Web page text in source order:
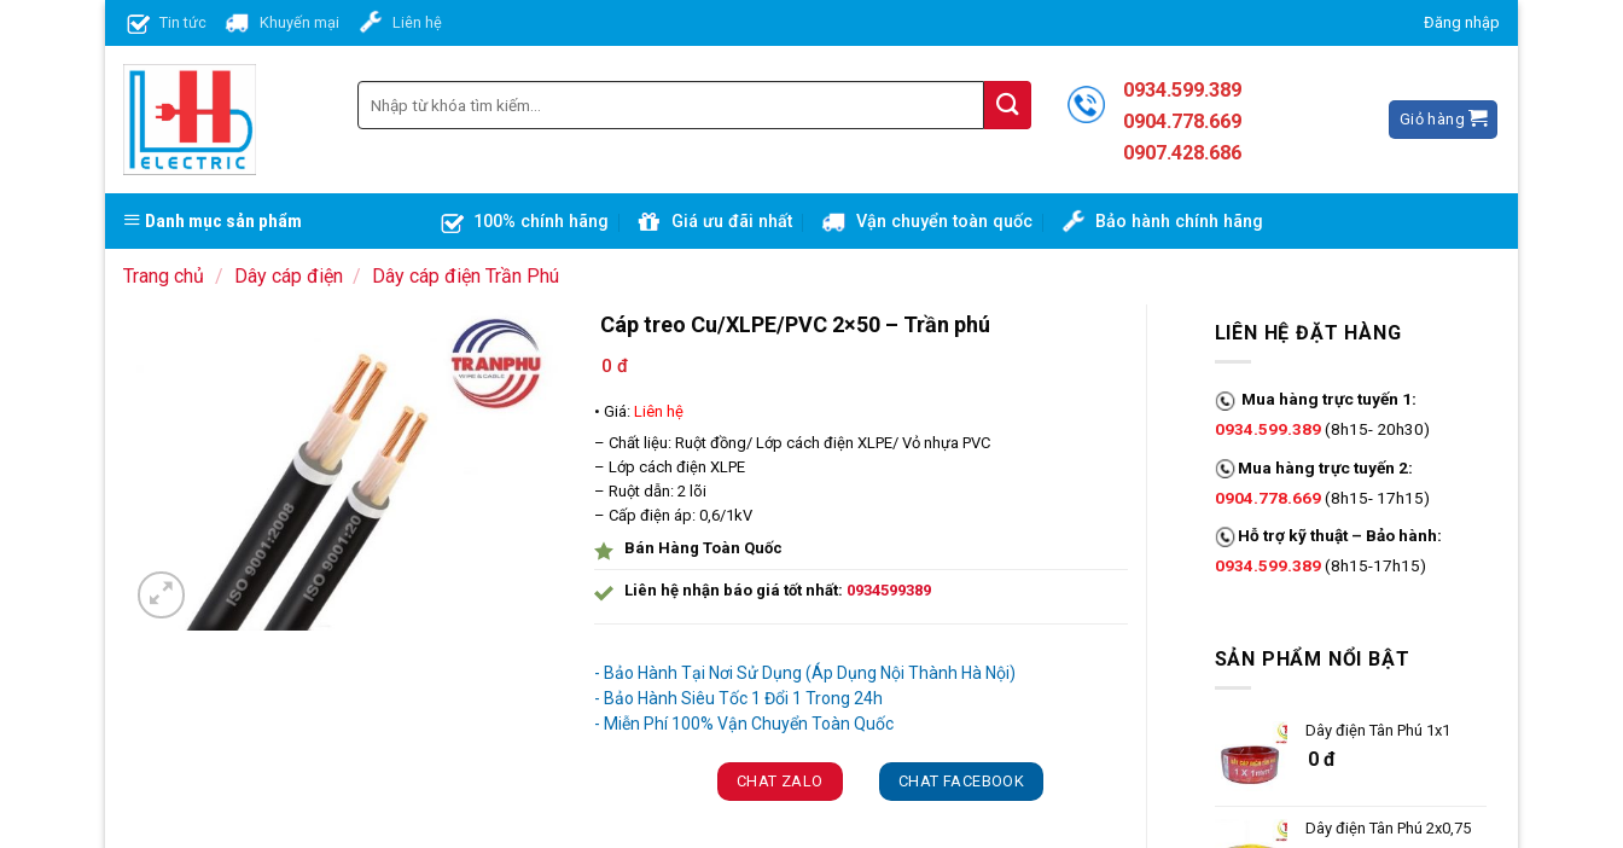
Skip
to
content
Tin tức Khuyến mại Liên hệ Đăng nhập
0934.599.389
0904.778.669
0907.428.686
Giỏ hàng
Danh mục sản phẩm 100% chính hãng Giá ưu đãi nhất Vận chuyển toàn quốc Bảo hành chính hãng
Trang chủ / Dây cáp điện / Dây cáp điện Trần Phú
Cáp treo Cu/XLPE/PVC 2×50 – Trần phú
0 đ
• Giá:Liên hệ
– Chất liệu: Ruột đồng/ Lớp cách điện XLPE/ Vỏ nhựa PVC
– Lớp cách điện XLPE
– Ruột dẫn: 2 lõi
– Cấp điện áp: 0,6/1kV
Bán Hàng Toàn Quốc
Liên hệ nhận báo giá tốt nhất: 0934599389
- Bảo Hành Tại Nơi Sử Dụng (Áp Dụng Nội Thành Hà Nội)
- Bảo Hành Siêu Tốc 1 Đổi 1 Trong 24h
- Miễn Phí 100% Vận Chuyển Toàn Quốc
CHAT ZALO CHAT FACEBOOK
LIÊN HỆ ĐẶT HÀNG
Mua hàng trực tuyến 1:
0934.599.389(8h15- 20h30)
Mua hàng trực tuyến 2:
0904.778.669(8h15- 17h15)
Hỗ trợ kỹ thuật – Bảo hành:
0934.599.389(8h15-17h15)
SẢN PHẨM NỔI BẬT
Dây điện Tân Phú 1x1
0 đ
Dây điện Tân Phú 2x0,75